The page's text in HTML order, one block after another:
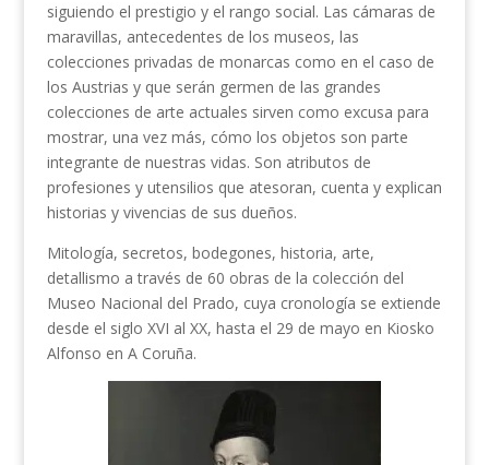
siguiendo el prestigio y el rango social. Las cámaras de
maravillas, antecedentes de los museos, las
colecciones privadas de monarcas como en el caso de
los Austrias y que serán germen de las grandes
colecciones de arte actuales sirven como excusa para
mostrar, una vez más, cómo los objetos son parte
integrante de nuestras vidas. Son atributos de
profesiones y utensilios que atesoran, cuenta y explican
historias y vivencias de sus dueños.
Mitología, secretos, bodegones, historia, arte,
detallismo a través de 60 obras de la colección del
Museo Nacional del Prado, cuya cronología se extiende
desde el siglo XVI al XX, hasta el 29 de mayo en Kiosko
Alfonso en A Coruña.